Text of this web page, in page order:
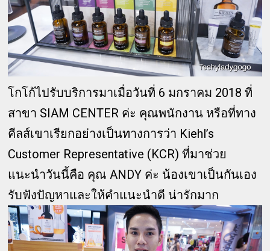
โกโก้ไปรับบริการมาเมื่อวันที่ 6 มกราคม 2018 ที่
สาขา SIAM CENTER ค่ะ คุณพนักงาน หรือที่ทาง
คีลส์เขาเรียกอย่างเป็นทางการว่า Kiehl’s
Customer Representative (KCR) ที่มาช่วย
แนะนำวันนี้คือ คุณ ANDY ค่ะ น้องเขาเป็นกันเอง
รับฟังปัญหาและให้คำแนะนำดี น่ารักมาก